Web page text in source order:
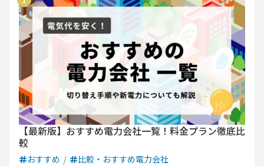
【最新版】おすすめ電力会社一覧！料金プラン徹底比
較
おすすめ 比較・おすすめ電力会社